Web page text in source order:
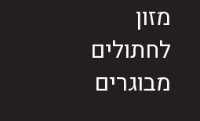
מזון
לחתולים
מבוגרים